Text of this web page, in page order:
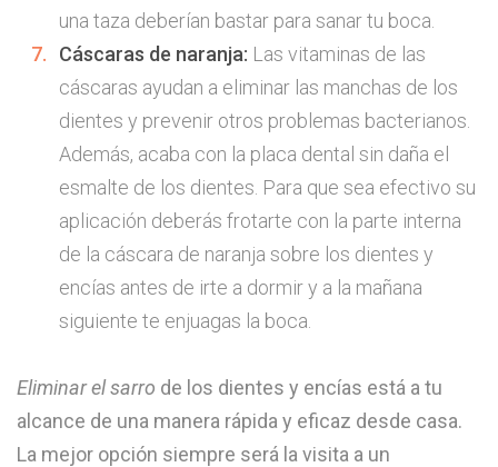
una taza deberían bastar para sanar tu boca.
Cáscaras de naranja: Las vitaminas de las
cáscaras ayudan a eliminar las manchas de los
dientes y prevenir otros problemas bacterianos.
Además, acaba con la placa dental sin daña el
esmalte de los dientes. Para que sea efectivo su
aplicación deberás frotarte con la parte interna
de la cáscara de naranja sobre los dientes y
encías antes de irte a dormir y a la mañana
siguiente te enjuagas la boca.
Eliminar el sarro de los dientes y encías está a tu
alcance de una manera rápida y eficaz desde casa.
La mejor opción siempre será la visita a un